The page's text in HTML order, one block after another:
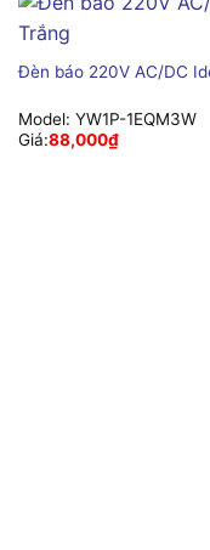
Đèn báo 220V AC/DC
Model: YW1P-1EQM3W
Giá:88,000₫